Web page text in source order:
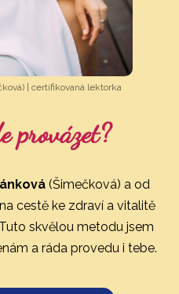
| certifikovaná lektorka
provázet?
(Šimečková) a od
cestě ke zdraví a vitalitě
skvělou metodu jsem
a ráda provedu i tebe.